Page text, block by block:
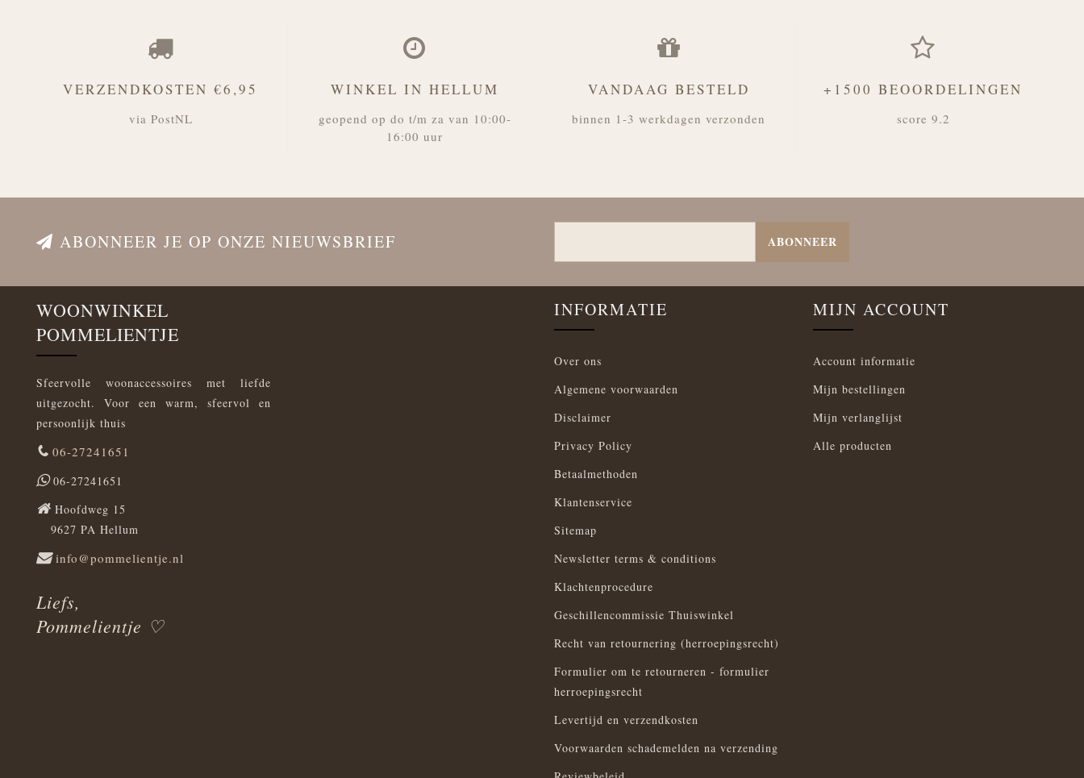
VERZENDKOSTEN €6,95
via PostNL
WINKEL IN HELLUM
geopend op do t/m za van 10:00-
16:00 uur
VANDAAG BESTELD
binnen 1-3 werkdagen verzonden
+1500 BEOORDELINGEN
score 9.2
ABONNEER JE OP ONZE NIEUWSBRIEF ABONNEER
WOONWINKEL
POMMELIENTJE
Sfeervolle woonaccessoires met liefde
uitgezocht. Voor een warm, sfeervol en
persoonlijk thuis
06-27241651
06-27241651
Hoofdweg 15
9627 PA Hellum
info@pommelientje.nl
Liefs,
Pommelientje ♡
INFORMATIE
Over ons
Algemene voorwaarden
Disclaimer
Privacy Policy
Betaalmethoden
Klantenservice
Sitemap
Newsletter terms & conditions
Klachtenprocedure
Geschillencommissie Thuiswinkel
Recht van retournering (herroepingsrecht)
Formulier om te retourneren - formulier
herroepingsrecht
Levertijd en verzendkosten
Voorwaarden schademelden na verzending
MIJN ACCOUNT
Account informatie
Mijn bestellingen
Mijn verlanglijst
Alle producten